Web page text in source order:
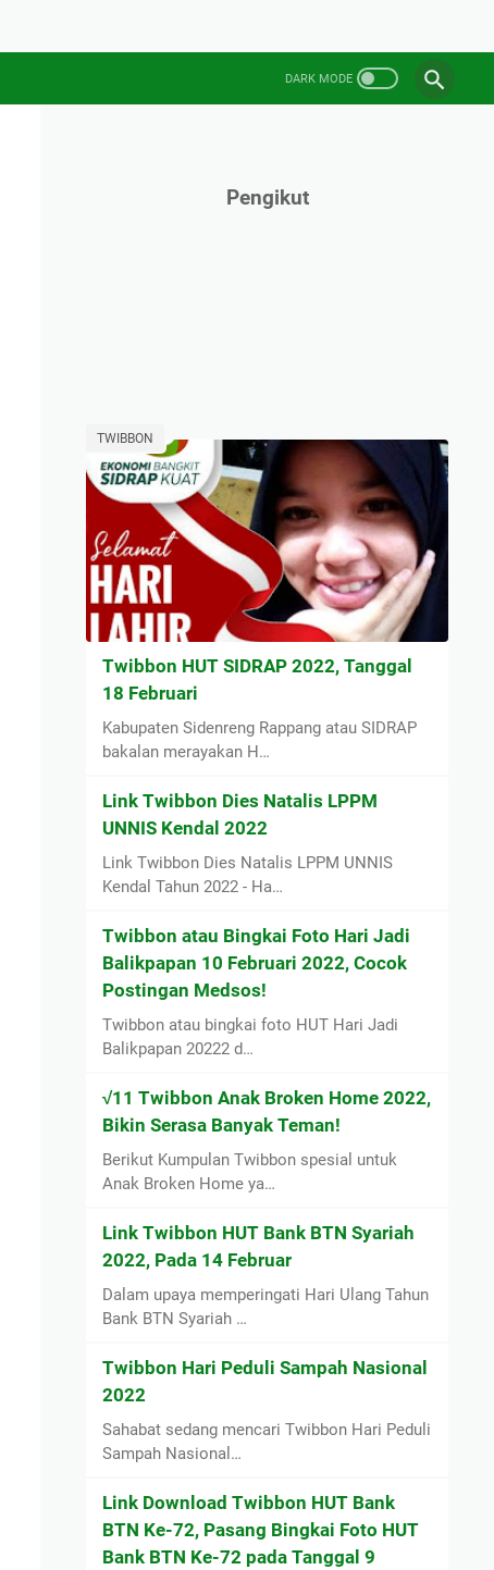
Pengikut
TWIBBON
Twibbon HUT SIDRAP 2022, Tanggal
18 Februari
Kabupaten Sidenreng Rappang atau SIDRAP
bakalan merayakan H…
Link Twibbon Dies Natalis LPPM
UNNIS Kendal 2022
Link Twibbon Dies Natalis LPPM UNNIS
Kendal Tahun 2022 - Ha…
Twibbon atau Bingkai Foto Hari Jadi
Balikpapan 10 Februari 2022, Cocok
Postingan Medsos!
Twibbon atau bingkai foto HUT Hari Jadi
Balikpapan 20222 d…
√11 Twibbon Anak Broken Home 2022,
Bikin Serasa Banyak Teman!
Berikut Kumpulan Twibbon spesial untuk
Anak Broken Home ya…
Link Twibbon HUT Bank BTN Syariah
2022, Pada 14 Februar
Dalam upaya memperingati Hari Ulang Tahun
Bank BTN Syariah …
Twibbon Hari Peduli Sampah Nasional
2022
Sahabat sedang mencari Twibbon Hari Peduli
Sampah Nasional…
Link Download Twibbon HUT Bank
BTN Ke-72, Pasang Bingkai Foto HUT
Bank BTN Ke-72 pada Tanggal 9